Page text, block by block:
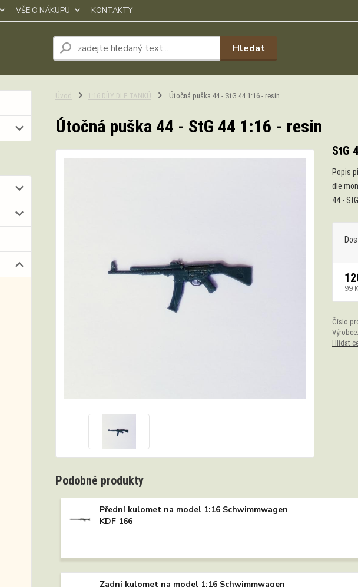
VŠE O NÁKUPU KONTAKTY
Hledat
Úvod 1:16 DÍLY DLE TANKŮ Útočná puška 44 - StG 44 1:16 - resin
Útočná puška 44 - StG 44 1:16 - resin
StG
Popis
dle
44 -
99
Číslo
Výrobce:
Hlídat
Podobné produkty
Přední kulomet na model 1:16 Schwimmwagen
KDF 166
Zadní kulomet na model 1:16 Schwimmwagen